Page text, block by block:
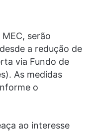
serão
a redução de
via Fundo de
As medidas
o
ao interesse